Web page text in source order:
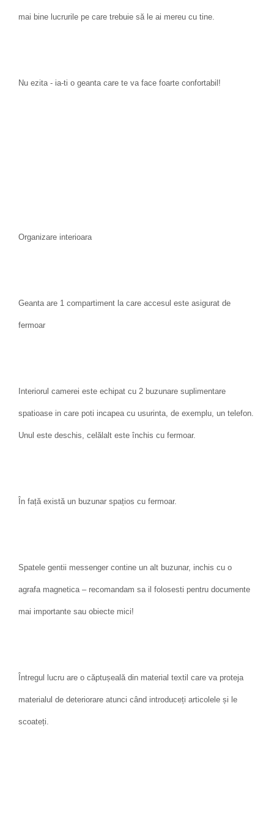
mai bine lucrurile pe care trebuie să le ai mereu cu tine.
Nu ezita - ia-ti o geanta care te va face foarte confortabil!
Organizare interioara
Geanta are 1 compartiment la care accesul este asigurat de
fermoar
Interiorul camerei este echipat cu 2 buzunare suplimentare
spatioase in care poti incapea cu usurinta, de exemplu, un telefon.
Unul este deschis, celălalt este închis cu fermoar.
În față există un buzunar spațios cu fermoar.
Spatele gentii messenger contine un alt buzunar, inchis cu o
agrafa magnetica – recomandam sa il folosesti pentru documente
mai importante sau obiecte mici!
Întregul lucru are o căptușeală din material textil care va proteja
materialul de deteriorare atunci când introduceți articolele și le
scoateți.